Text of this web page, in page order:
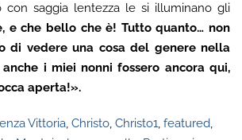
con saggia lentezza le si illuminano gli
e che bello che è! Tutto quanto… non
di vedere una cosa del genere nella
i miei nonni fossero ancora qui,
aperta!».
Vittoria, Christo, Christo1, featured,